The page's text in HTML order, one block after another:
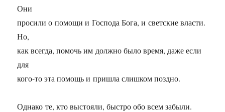
Они
просили о помощи и Господа Бога, и светские власти.
Но,
как всегда, помочь им должно было время, даже если
для
кого-то эта помощь и пришла слишком поздно.
Однако те, кто выстояли, быстро обо всем забыли.